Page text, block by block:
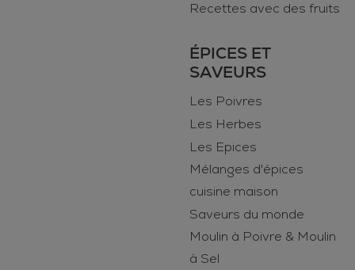
Recettes avec des fruits
ÉPICES ET
SAVEURS
Les Poivres
Les Herbes
Les Epices
Mélanges d'épices
cuisine maison
Saveurs du monde
Moulin à Poivre & Moulin
à Sel